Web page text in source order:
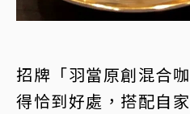
招牌「羽當原創混合
得恰到好處，搭配自